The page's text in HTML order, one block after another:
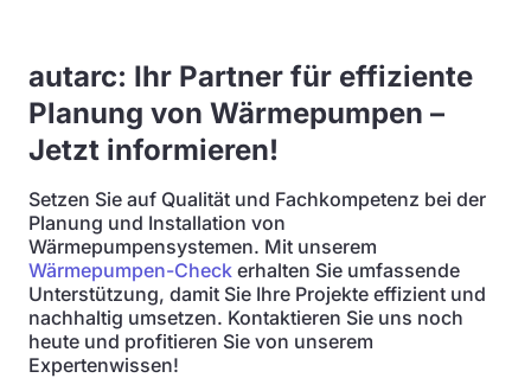
autarc: Ihr Partner für effiziente
Planung von Wärmepumpen –
Jetzt informieren!
Setzen Sie auf Qualität und Fachkompetenz bei der
Planung und Installation von
Wärmepumpensystemen. Mit unserem
Wärmepumpen-Check erhalten Sie umfassende
Unterstützung, damit Sie Ihre Projekte effizient und
nachhaltig umsetzen. Kontaktieren Sie uns noch
heute und profitieren Sie von unserem
Expertenwissen!